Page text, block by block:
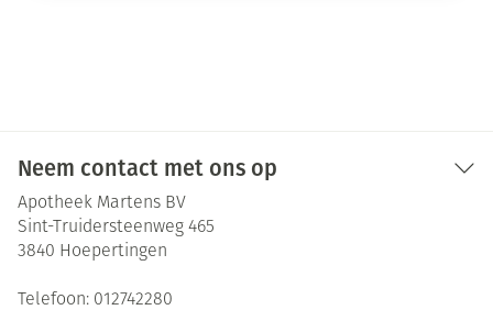
Neem contact met ons op
Apotheek Martens BV
Sint-Truidersteenweg 465
3840 Hoepertingen
Telefoon: 012742280